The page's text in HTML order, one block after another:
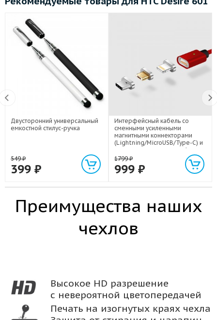
Двусторонний универсальный
емкостной стилус-ручка
549₽
399 ₽
Интерфейсный кабель со
сменными усиленными
магнитными коннекторами
(Lightning/MicroUSB/Type-C) и
световым индикатором 1м
1799₽
999 ₽
Преимущества наших
чехлов
Высокое HD разрешение
с невероятной цветопередачей
Печать на изогнутых краях чехла